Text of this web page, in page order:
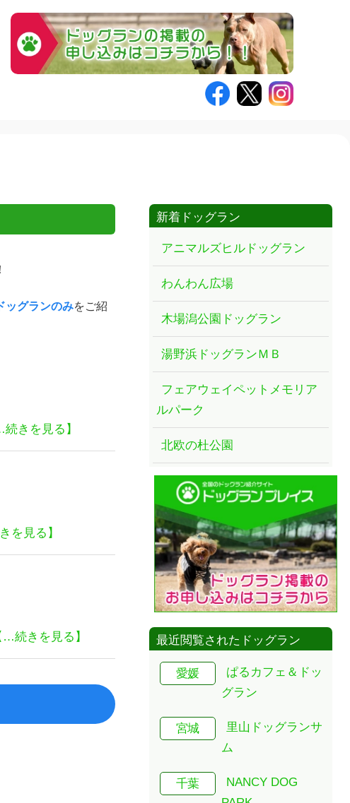
ッグランのみをご紹
続きを見る】
を見る】
…続きを見る】
新着ドッグラン
アニマルズヒルドッグラン
わんわん広場
木場潟公園ドッグラン
湯野浜ドッグランＭＢ
フェアウェイペットメモリア
ルパーク
北欧の杜公園
最近閲覧されたドッグラン
愛媛
ぱるカフェ＆ドッ
グラン
宮城
里山ドッグランサ
ム
千葉
NANCY DOG